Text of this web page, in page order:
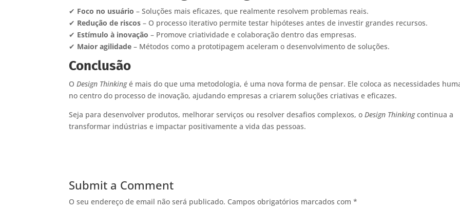
✔ Foco no usuário – Soluções mais eficazes, que realmente resolvem problemas reais.
✔ Redução de riscos – O processo iterativo permite testar hipóteses antes de investir grandes recursos.
✔ Estímulo à inovação – Promove criatividade e colaboração dentro das empresas.
✔ Maior agilidade – Métodos como a prototipagem aceleram o desenvolvimento de soluções.
Conclusão
ODesign Thinkingé mais do que uma metodologia, é uma nova forma de pensar. Ele coloca as necessidades
no centro do processo de inovação, ajudando empresas a criarem soluções criativas e eficazes.
Seja para desenvolver produtos, melhorar serviços ou resolver desafios complexos, oDesign Thinkingcontinua a
transformar indústrias e impactar positivamente a vida das pessoas.
Submit a Comment
O seu endereço de email não será publicado. Campos obrigatórios marcados com*